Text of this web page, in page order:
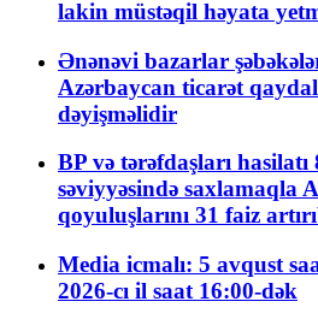
lakin müstəqil həyata
Ənənəvi bazarlar
Azərbaycan ticarət
dəyişməlidir
BP və tərəfdaşları
səviyyəsində saxlamaqla
qoyuluşlarını 31 faiz
Media icmalı: 5 avqust
2026-cı il saat 16:00-dək